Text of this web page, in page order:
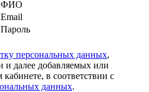
ФИО
Email
Пароль
персональных данных,
и далее добавляемых или
в соответствии с
данных.